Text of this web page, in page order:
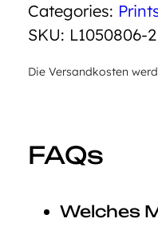
Menge
Categories:
SKU: L1050806-2
Die Versandkosten
FAQs
Welches